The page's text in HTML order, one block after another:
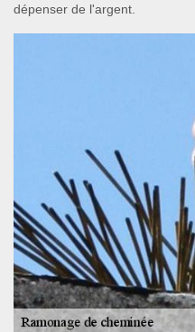
dépenser de l'argent.